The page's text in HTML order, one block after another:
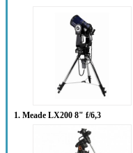
1. Meade LX200 8" f/6,3